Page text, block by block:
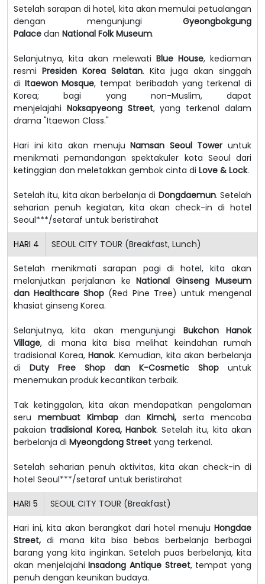
Setelah sarapan di hotel, kita akan memulai petualangan
dengan mengunjungi Gyeongbokgung
Palace dan National Folk Museum.
Selanjutnya, kita akan melewati Blue House, kediaman
resmi Presiden Korea Selatan. Kita juga akan singgah
di Itaewon Mosque, tempat beribadah yang terkenal di
Korea; bagi yang non-Muslim, dapat
menjelajahi Noksapyeong Street, yang terkenal dalam
drama "Itaewon Class."
Hari ini kita akan menujuNamsan Seoul Tower untuk
menikmati pemandangan spektakuler kota Seoul dari
ketinggian dan meletakkan gembok cinta di Love & Lock.
Setelah itu, kita akan berbelanja di Dongdaemun. Setelah
seharian penuh kegiatan, kita akan check-in di hotel
Seoul***/setaraf untuk beristirahat
HARI 4 SEOUL CITY TOUR (Breakfast, Lunch)
Setelah menikmati sarapan pagi di hotel, kita akan
melanjutkan perjalanan keNational Ginseng Museum
dan Healthcare Shop (Red Pine Tree) untuk mengenal
khasiat ginseng Korea.
Selanjutnya, kita akan mengunjungi Bukchon Hanok
Village, di mana kita bisa melihat keindahan rumah
tradisional Korea,Hanok. Kemudian, kita akan berbelanja
di Duty Free Shop dan K-Cosmetic Shop untuk
menemukan produk kecantikan terbaik.
Tak ketinggalan, kita akan mendapatkan pengalaman
seru membuat KimbapdanKimchi, serta mencoba
pakaian tradisional Korea, Hanbok. Setelah itu, kita akan
berbelanja di Myeongdong Street yang terkenal.
Setelah seharian penuh aktivitas, kita akan check-in di
hotel Seoul***/setaraf untuk beristirahat
HARI 5 SEOUL CITY TOUR (Breakfast)
Hari ini, kita akan berangkat dari hotel menuju Hongdae
Street, di mana kita bisa bebas berbelanja berbagai
barang yang kita inginkan. Setelah puas berbelanja, kita
akan menjelajahiInsadong Antique Street, tempat yang
penuh dengan keunikan budaya.